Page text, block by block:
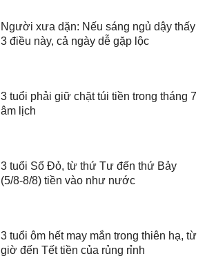
Người xưa dặn: Nếu sáng ngủ dậy thấy
3 điều này, cả ngày dễ gặp lộc
3 tuổi phải giữ chặt túi tiền trong tháng 7
âm lịch
3 tuổi Số Đỏ, từ thứ Tư đến thứ Bảy
(5/8-8/8) tiền vào như nước
3 tuổi ôm hết may mắn trong thiên hạ, từ
giờ đến Tết tiền của rủng rỉnh